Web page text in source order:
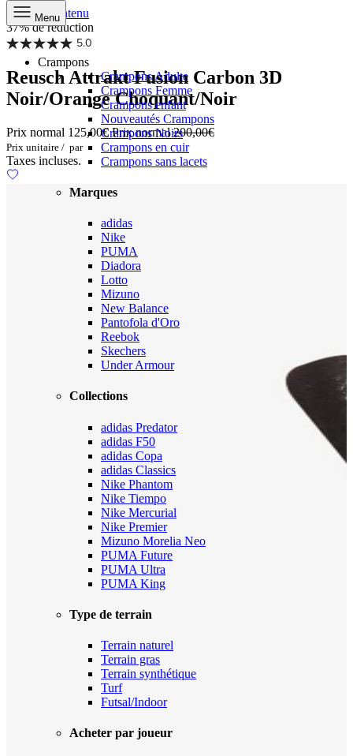
Aller au contenu
Menu
Crampons
Crampons Adulte
Crampons Femme
Crampons enfant
Nouveautés Crampons
Crampons Noirs
Crampons en cuir
Crampons sans lacets
Marques
adidas
Nike
PUMA
Diadora
Lotto
Mizuno
New Balance
Pantofola d'Oro
Reebok
Skechers
Under Armour
Collections
adidas Predator
adidas F50
adidas Copa
adidas Classics
Nike Phantom
Nike Tiempo
Nike Mercurial
Nike Premier
Mizuno Morelia Neo
PUMA Future
PUMA Ultra
PUMA King
Type de terrain
Terrain naturel
Terrain gras
Terrain synthétique
Turf
Futsal/Indoor
Acheter par joueur
37% de réduction
5.0
Reusch Attrakt Fusion Carbon 3D
Noir/Orange Choquant/Noir
Prix normal 125,00€Prix normal 200,00€
Prix unitaire / par
Taxes incluses.